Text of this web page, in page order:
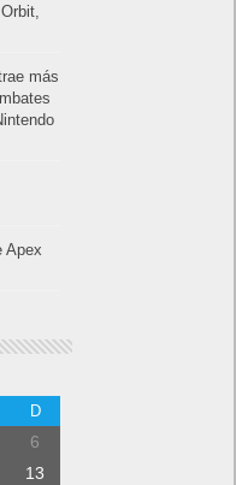
más
Apex
D
6
13